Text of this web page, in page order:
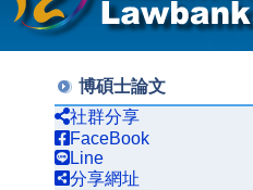
博碩士論文
社群分享
FaceBook
Line
分享網址